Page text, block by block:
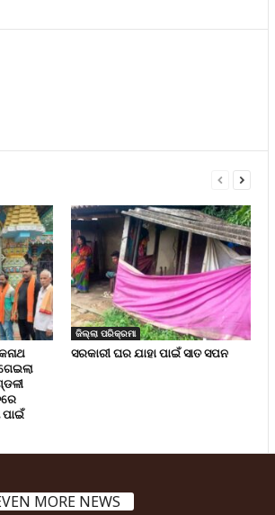
ପାଇଁ
ଜିଲ୍ଲା ପରିକ୍ରମା
ସରକାରୀ ଘର ଯାହା ପାଇଁ ସାତ ସପନ
MORE NEWS